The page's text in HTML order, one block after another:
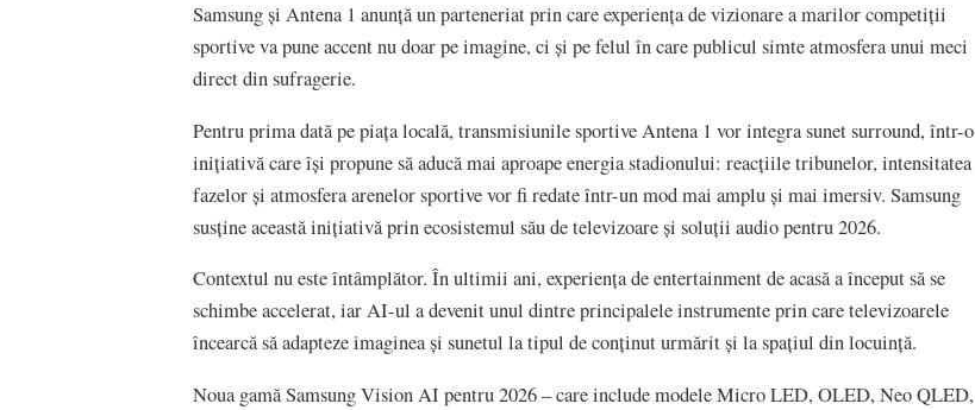
Samsung și Antena 1 anunță un parteneriat prin care experiența de vizionare a marilor competiții
sportive va pune accent nu doar pe imagine, ci și pe felul în care publicul simte atmosfera unui meci
direct din sufragerie.
Pentru prima dată pe piața locală, transmisiunile sportive Antena 1 vor integra sunet surround, într-o
inițiativă care își propune să aducă mai aproape energia stadionului: reacțiile tribunelor, intensitatea
fazelor și atmosfera arenelor sportive vor fi redate într-un mod mai amplu și mai imersiv. Samsung
susține această inițiativă prin ecosistemul său de televizoare și soluții audio pentru 2026.
Contextul nu este întâmplător. În ultimii ani, experiența de entertainment de acasă a început să se
schimbe accelerat, iar AI-ul a devenit unul dintre principalele instrumente prin care televizoarele
încearcă să adapteze imaginea și sunetul la tipul de conținut urmărit și la spațiul din locuință.
Noua gamă Samsung Vision AI pentru 2026 – care include modele Micro LED, OLED, Neo QLED,